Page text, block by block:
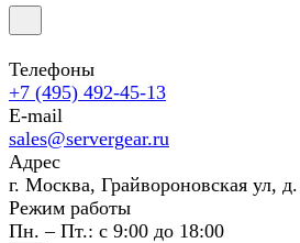
Телефоны
+7 (495) 492-45-13
E-mail
sales@servergear.ru
Адрес
г. Москва, Грайвороновская ул,
Режим работы
Пн. – Пт.: с 9:00 до 18:00